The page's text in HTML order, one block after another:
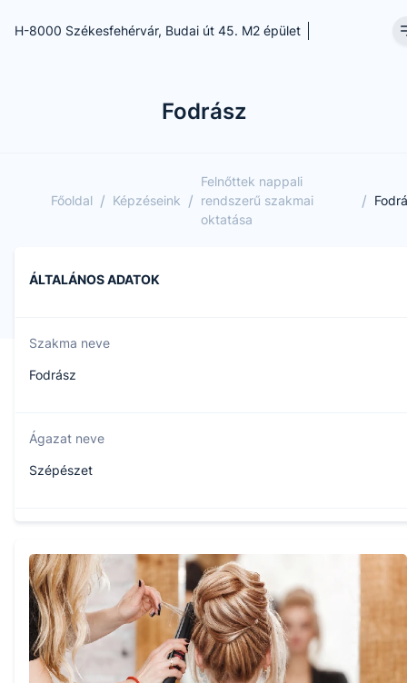
H-8000 Székesfehérvár, Budai út 45. M2 épület
Fodrász
Főoldal / Képzéseink /
Felnőttek nappali
rendszerű szakmai
oktatása
/
ÁLTALÁNOS ADATOK
Szakma neve
Fodrász
Ágazat neve
Szépészet
510122101
Képzés időtartama
5 év